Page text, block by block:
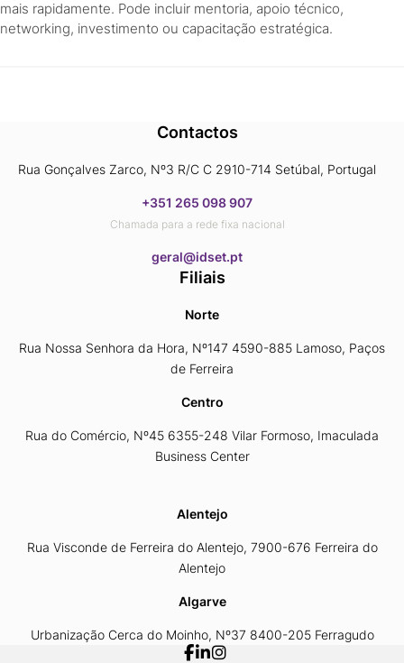
mais rapidamente. Pode incluir mentoria, apoio técnico,
networking, investimento ou capacitação estratégica.
Contactos
Rua Gonçalves Zarco, Nº3 R/C C 2910-714 Setúbal, Portugal
+351 265 098 907
Chamada para a rede fixa nacional
​​​​​​​geral@idset.pt
Filiais
Norte
Rua Nossa Senhora da Hora, Nº147 4590-885 Lamoso, Paços
de Ferreira
Centro
Rua do Comércio, Nº45 6355-248 Vilar Formoso, Imaculada
Business Center
Alentejo
Rua Visconde de Ferreira do Alentejo, 7900-676 Ferreira do
Alentejo
Algarve
Urbanização Cerca do Moinho, Nº37 8400-205 Ferragudo